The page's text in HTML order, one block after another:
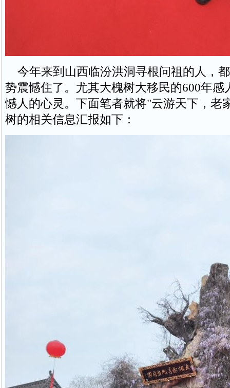
今年来到山西临汾洪洞寻根问祖的人，
势震憾住了。尤其大槐树大移民的600年感
憾人的心灵。下面笔者就将"云游天下，老
树的相关信息汇报如下：